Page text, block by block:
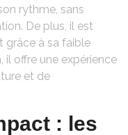
rythme, sans
De plus, il est
grâce à sa faible
il offre une expérience
et de
: les